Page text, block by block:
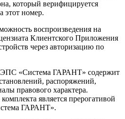
который верифицируется
этот номер.
воспроизведения на
Клиентского Приложения
через авторизацию по
«Система ГАРАНТ» содержит
распоряжений,
правового характера.
является прерогативой
ГАРАНТ».